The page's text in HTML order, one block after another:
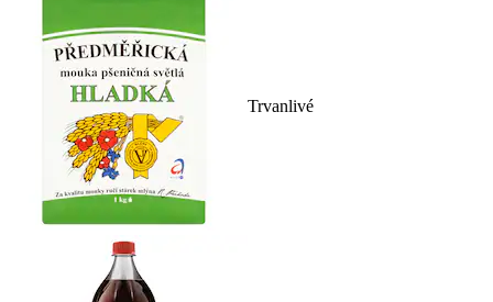
Trvanlivé